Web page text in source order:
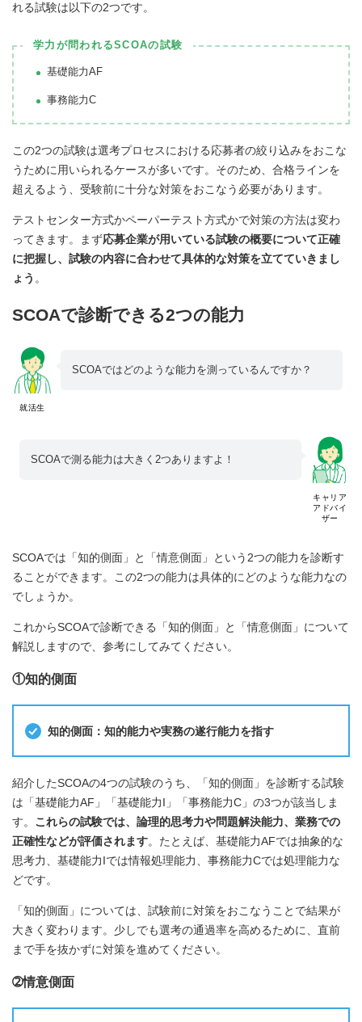
れる試験は以下の2つです。
学力が問われるSCOAの試験
基礎能力AF
事務能力C
この2つの試験は選考プロセスにおける応募者の絞り込みをおこな
うために用いられるケースが多いです。そのため、合格ラインを
超えるよう、受験前に十分な対策をおこなう必要があります。
テストセンター方式かペーパーテスト方式かで対策の方法は変わ
ってきます。まず応募企業が用いている試験の概要について正確
に把握し、試験の内容に合わせて具体的な対策を立てていきまし
ょう 。
SCOAで診断できる2つの能力
就活生
SCOAではどのような能力を測っているんですか？
キャリア
アドバイ
ザー
SCOAで測る能力は大きく2つありますよ！
SCOAでは「知的側面」と「情意側面」という2つの能力を診断す
ることができます。この2つの能力は具体的にどのような能力なの
でしょうか。
これからSCOAで診断できる「知的側面」と「情意側面」について
解説しますので、参考にしてみてください。
①知的側面
知的側面：知的能力や実務の遂行能力を指す
紹介したSCOAの4つの試験のうち、「知的側面」を診断する試験
は「基礎能力AF」「基礎能力I」「事務能力C」の3つが該当しま
す。 これらの試験では、論理的思考力や問題解決能力、業務での
正確性などが評価されます。たとえば、基礎能力AFでは抽象的な
思考力、基礎能力Iでは情報処理能力、事務能力Cでは処理能力な
どです。
「知的側面」については、試験前に対策をおこなうことで結果が
大きく変わります。少しでも選考の通過率を高めるために、直前
まで手を抜かずに対策を進めてください。
➁情意側面